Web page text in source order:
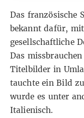
Das französische
bekannt dafür,
gesellschaftliche
Das
Titelbilder in
tauchte ein Bild
wurde es unter
Italienisch.